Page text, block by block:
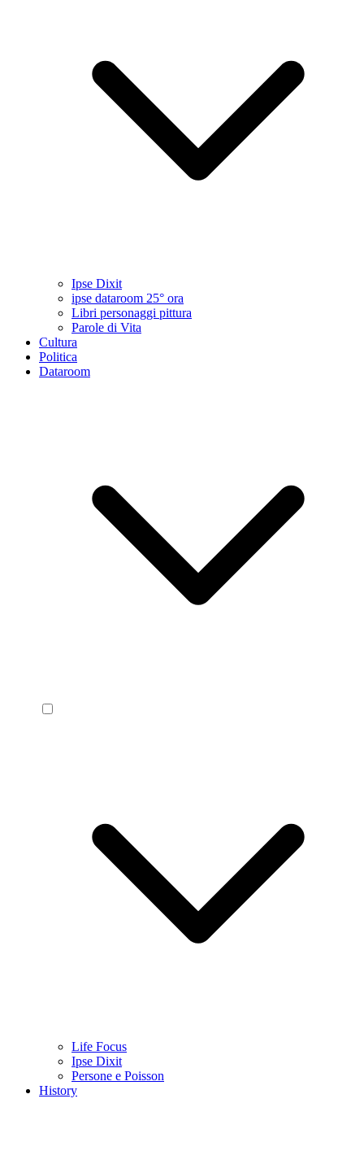
Ipse Dixit
ipse dataroom 25° ora
Libri personaggi pittura
Parole di Vita
Cultura
Politica
Dataroom
Life Focus
Ipse Dixit
Persone e Poisson
History